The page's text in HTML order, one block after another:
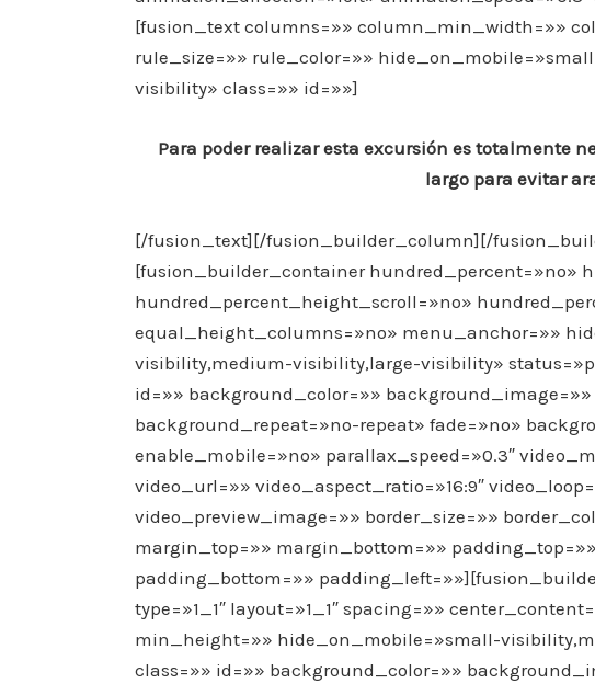
[fusion_text columns=»» column_min_width=»»
rule_size=»» rule_color=»»
visibility» class=»» id=»»]
Para poder realizar esta excursión es totalmente
largo para evitar
[/fusion_text][/fusion_builder_column][/
[fusion_builder_container hundred_percent=»no»
hundred_percent_height_scroll=»no»
equal_height_columns=»no» menu_anchor=»»
visibility,medium-visibility,large-visibility»
id=»» background_color=»»
background_repeat=»no-repeat» fade=»no»
enable_mobile=»no» parallax_speed=»0.3″
video_url=»» video_aspect_ratio=»16:9″
video_preview_image=»» border_size=»»
margin_top=»» margin_bottom=»»
padding_bottom=»»
type=»1_1″ layout=»1_1″ spacing=»»
min_height=»» hide_on_mobile=»small-
class=»» id=»» background_color=»»